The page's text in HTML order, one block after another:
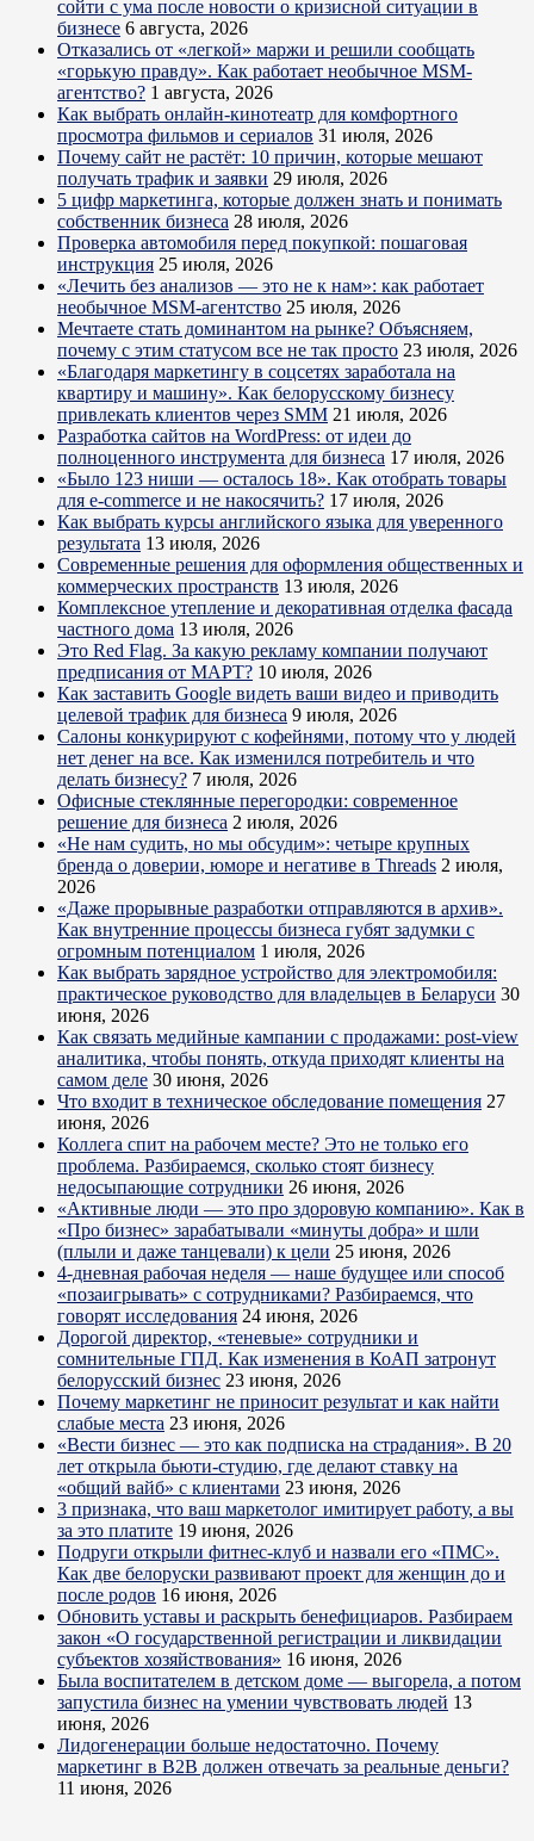
сойти с ума после новости о кризисной ситуации в
бизнесе 6 августа, 2026
Отказались от «легкой» маржи и решили сообщать
«горькую правду». Как работает необычное MSM-
агентство? 1 августа, 2026
Как выбрать онлайн-кинотеатр для комфортного
просмотра фильмов и сериалов 31 июля, 2026
Почему сайт не растёт: 10 причин, которые мешают
получать трафик и заявки 29 июля, 2026
5 цифр маркетинга, которые должен знать и понимать
собственник бизнеса 28 июля, 2026
Проверка автомобиля перед покупкой: пошаговая
инструкция 25 июля, 2026
«Лечить без анализов — это не к нам»: как работает
необычное MSM-агентство 25 июля, 2026
Мечтаете стать доминантом на рынке? Объясняем,
почему с этим статусом все не так просто 23 июля, 2026
«Благодаря маркетингу в соцсетях заработала на
квартиру и машину». Как белорусскому бизнесу
привлекать клиентов через SMM 21 июля, 2026
Разработка сайтов на WordPress: от идеи до
полноценного инструмента для бизнеса 17 июля, 2026
«Было 123 ниши — осталось 18». Как отобрать товары
для e-commerce и не накосячить? 17 июля, 2026
Как выбрать курсы английского языка для уверенного
результата 13 июля, 2026
Современные решения для оформления общественных и
коммерческих пространств 13 июля, 2026
Комплексное утепление и декоративная отделка фасада
частного дома 13 июля, 2026
Это Red Flag. За какую рекламу компании получают
предписания от МАРТ? 10 июля, 2026
Как заставить Google видеть ваши видео и приводить
целевой трафик для бизнеса 9 июля, 2026
Салоны конкурируют с кофейнями, потому что у людей
нет денег на все. Как изменился потребитель и что
делать бизнесу? 7 июля, 2026
Офисные стеклянные перегородки: современное
решение для бизнеса 2 июля, 2026
«Не нам судить, но мы обсудим»: четыре крупных
бренда о доверии, юморе и негативе в Threads 2 июля,
2026
«Даже прорывные разработки отправляются в архив».
Как внутренние процессы бизнеса губят задумки с
огромным потенциалом 1 июля, 2026
Как выбрать зарядное устройство для электромобиля:
практическое руководство для владельцев в Беларуси 30
июня, 2026
Как связать медийные кампании с продажами: post-view
аналитика, чтобы понять, откуда приходят клиенты на
самом деле 30 июня, 2026
Что входит в техническое обследование помещения 27
июня, 2026
Коллега спит на рабочем месте? Это не только его
проблема. Разбираемся, сколько стоят бизнесу
недосыпающие сотрудники 26 июня, 2026
«Активные люди — это про здоровую компанию». Как в
«Про бизнес» зарабатывали «минуты добра» и шли
(плыли и даже танцевали) к цели 25 июня, 2026
4-дневная рабочая неделя — наше будущее или способ
«позаигрывать» с сотрудниками? Разбираемся, что
говорят исследования 24 июня, 2026
Дорогой директор, «теневые» сотрудники и
сомнительные ГПД. Как изменения в КоАП затронут
белорусский бизнес 23 июня, 2026
Почему маркетинг не приносит результат и как найти
слабые места 23 июня, 2026
«Вести бизнес — это как подписка на страдания». В 20
лет открыла бьюти-студию, где делают ставку на
«общий вайб» с клиентами 23 июня, 2026
3 признака, что ваш маркетолог имитирует работу, а вы
за это платите 19 июня, 2026
Подруги открыли фитнес-клуб и назвали его «ПМС».
Как две белоруски развивают проект для женщин до и
после родов 16 июня, 2026
Обновить уставы и раскрыть бенефициаров. Разбираем
закон «О государственной регистрации и ликвидации
субъектов хозяйствования» 16 июня, 2026
Была воспитателем в детском доме — выгорела, а потом
запустила бизнес на умении чувствовать людей 13
июня, 2026
Лидогенерации больше недостаточно. Почему
маркетинг в B2B должен отвечать за реальные деньги?
11 июня, 2026